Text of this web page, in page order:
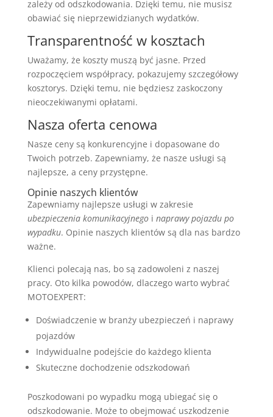
zależy od odszkodowania. Dzięki temu, nie musisz
obawiać się nieprzewidzianych wydatków.
Transparentność w kosztach
Uważamy, że koszty muszą być jasne. Przed
rozpoczęciem współpracy, pokazujemy szczegółowy
kosztorys. Dzięki temu, nie będziesz zaskoczony
nieoczekiwanymi opłatami.
Nasza oferta cenowa
Nasze ceny są konkurencyjne i dopasowane do
Twoich potrzeb. Zapewniamy, że nasze usługi są
najlepsze, a ceny przystępne.
Opinie naszych klientów
Zapewniamy najlepsze usługi w zakresie
ubezpieczenia komunikacyjnegoi naprawy pojazdu po
wypadku. Opinie naszych klientów są dla nas bardzo
ważne.
Klienci polecają nas, bo są zadowoleni z naszej
pracy. Oto kilka powodów, dlaczego warto wybrać
MOTOEXPERT:
Doświadczenie w branży ubezpieczeń i naprawy
pojazdów
Indywidualne podejście do każdego klienta
Skuteczne dochodzenie odszkodowań
Poszkodowani po wypadku mogą ubiegać się o
odszkodowanie. Może to obejmować uszkodzenie